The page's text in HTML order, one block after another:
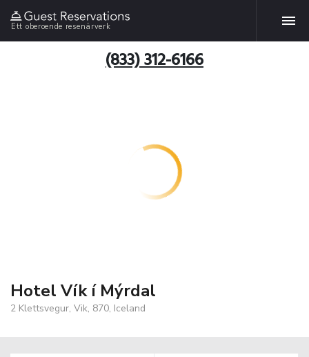
Ett oberoende resenärverk
(833) 312-6166
Hotel Vík í Mýrdal
2 Klettsvegur, Vik, 870, Iceland